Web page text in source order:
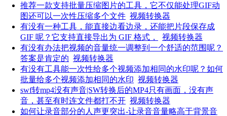
推荐一款支持批量压缩图片的工具，它不仅能处理GIF动
图还可以一次性压缩多个文件 视频转换器
有没有一种工具，能直接边看边录，还能把片段保存成
GIF 呢？它支持直接导出为 GIF 格式，
视频转换器
有没有办法把视频的音量统一调整到一个舒适的范围呢？
答案是肯定的 视频转换器
有没有工具能一次性给多个视频添加相同的水印呢？如何
批量给多个视频添加相同的水印 视频转换器
swf转mp4没有声音|SW转换后的MP4只有画面，没有声
音，甚至有时连文件都打不开 视频转换器
如何让录音部分的人声更突出-让录音音量略高于背景音